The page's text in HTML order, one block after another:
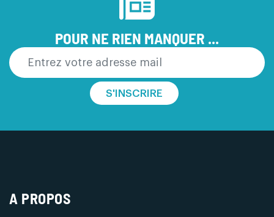
POUR NE RIEN MANQUER ...
S'INSCRIRE
A PROPOS